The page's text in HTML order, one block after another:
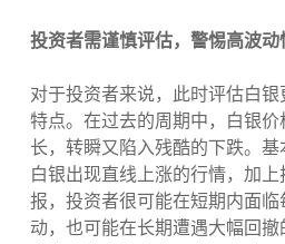
投资者需谨慎评估，警惕高波动
对于投资者来说，此时评估白
特点。在过去的周期中，白银
长，转瞬又陷入残酷的下跌。
白银出现直线上涨的行情，加上
报，投资者很可能在短期内面
动，也可能在长期遭遇大幅回